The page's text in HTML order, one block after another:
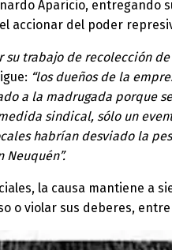
Aparicio, entregando
accionar del poder
su trabajo de recolección
“los dueños de la
a la madrugada porque
sindical, sólo un
habrían desviado la
Neuquén”.
la causa mantiene a
o violar sus deberes,